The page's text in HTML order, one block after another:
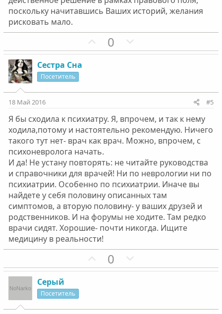
поскольку начитавшись Ваших историй, желания
рисковать мало.
П
о
т
н
ы
й
г
о
л
о
с
0
е
т
н
ы
й
г
о
л
о
с
Сестра Сна
Посетитель
18 Май 2016 #5
Я бы сходила к психиатру. Я, впрочем, и так к нему
ходила,потому и настоятельно рекомендую. Ничего
такого тут нет- врач как врач. Можно, впрочем, с
психоневролога начать.
И да! Не устану повторять: не читайте руководства
и справочники для врачей! Ни по неврологии ни по
психиатрии. Особенно по психиатрии. Иначе вы
найдете у себя половину описанных там
симптомов, а вторую половину- у ваших друзей и
родственников. И на форумы не ходите. Там редко
врачи сидят. Хорошие- почти никогда. Ищите
медицину в реальности!
П
о
т
0
е
т
Серый
Посетитель